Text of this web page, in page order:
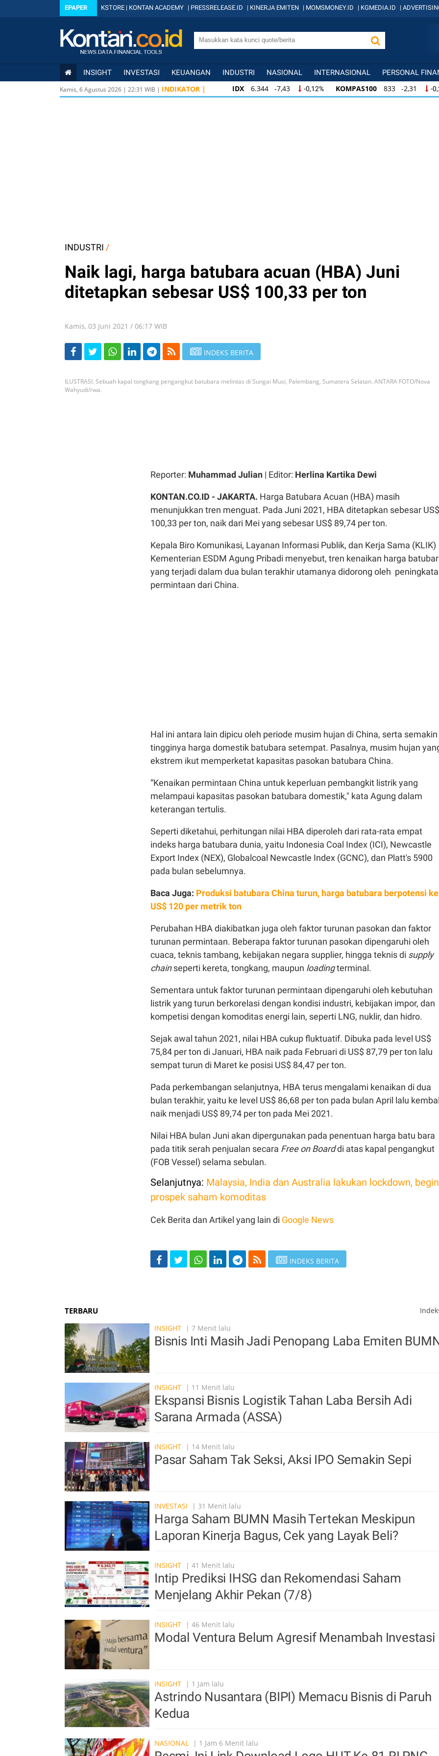
EPAPER KSTORE | KONTAN ACADEMY | PRESSRELEASE.ID | KINERJA EMITEN | MOMSMONEY.ID | KGMEDIA.ID |
INSIGHT INVESTASI KEUANGAN INDUSTRI NASIONAL INTERNASIONAL PERSONAL
Kamis, 6 Agustus 2026 | 22:31 WIB | INDIKATOR | IDX 6.344 -7,43 -0,12% KOMPAS100 833 -2,31 -
IDX 6.344 -7,43 -0,12% KOMPAS100 833 -2,31 -
INDUSTRI /
Naik lagi, harga batubara acuan (HBA) Juni
ditetapkan sebesar US$ 100,33 per ton
Kamis, 03 Juni 2021 / 06:17 WIB
INDEKS BERITA
ILUSTRASI. Sebuah kapal tongkang pengangkut batubara melintas di Sungai Musi, Palembang, Sumatera Selatan. ANTARA FOTO/Nova
Wahyudi/rwa.
Reporter: Muhammad Julian | Editor: Herlina Kartika Dewi
KONTAN.CO.ID - JAKARTA. Harga Batubara Acuan (HBA) masih
menunjukkan tren menguat. Pada Juni 2021, HBA ditetapkan sebesar US$
100,33 per ton, naik dari Mei yang sebesar US$ 89,74 per ton.
Kepala Biro Komunikasi, Layanan Informasi Publik, dan Kerja Sama (KLIK)
Kementerian ESDM Agung Pribadi menyebut, tren kenaikan harga
yang terjadi dalam dua bulan terakhir utamanya didorong oleh
permintaan dari China.
Hal ini antara lain dipicu oleh periode musim hujan di China, serta semakin
tingginya harga domestik batubara setempat. Pasalnya, musim hujan
ekstrem ikut memperketat kapasitas pasokan batubara China.
“Kenaikan permintaan China untuk keperluan pembangkit listrik yang
melampaui kapasitas pasokan batubara domestik," kata Agung dalam
keterangan tertulis.
Seperti diketahui, perhitungan nilai HBA diperoleh dari rata-rata empat
indeks harga batubara dunia, yaitu Indonesia Coal Index (ICI), Newcastle
Export Index (NEX), Globalcoal Newcastle Index (GCNC), dan Platt's 5900
pada bulan sebelumnya.
Baca Juga: Produksi batubara China turun, harga batubara berpotensi ke
US$ 120 per metrik ton
Perubahan HBA diakibatkan juga oleh faktor turunan pasokan dan faktor
turunan permintaan. Beberapa faktor turunan pasokan dipengaruhi oleh
cuaca, teknis tambang, kebijakan negara supplier, hingga teknis di supply
chainseperti kereta, tongkang, maupun loadingterminal.
Sementara untuk faktor turunan permintaan dipengaruhi oleh kebutuhan
listrik yang turun berkorelasi dengan kondisi industri, kebijakan impor, dan
kompetisi dengan komoditas energi lain, seperti LNG, nuklir, dan hidro.
Sejak awal tahun 2021, nilai HBA cukup fluktuatif. Dibuka pada level US$
75,84 per ton di Januari, HBA naik pada Februari di US$ 87,79 per ton lalu
sempat turun di Maret ke posisi US$ 84,47 per ton.
Pada perkembangan selanjutnya, HBA terus mengalami kenaikan di dua
bulan terakhir, yaitu ke level US$ 86,68 per ton pada bulan April lalu
naik menjadi US$ 89,74 per ton pada Mei 2021.
Nilai HBA bulan Juni akan dipergunakan pada penentuan harga batu bara
pada titik serah penjualan secara Free on Boarddi atas kapal pengangkut
(FOB Vessel) selama sebulan.
Selanjutnya: Malaysia, India dan Australia lakukan lockdown,
prospek saham komoditas
Cek Berita dan Artikel yang lain di Google News
INDEKS BERITA
TERBARU
INSIGHT
| 7 Menit lalu
Bisnis Inti Masih Jadi Penopang Laba Emiten
INSIGHT | 11 Menit lalu
Ekspansi Bisnis Logistik Tahan Laba Bersih Adi
Sarana Armada (ASSA)
INSIGHT | 14 Menit lalu
Pasar Saham Tak Seksi, Aksi IPO Semakin Sepi
INVESTASI | 31 Menit lalu
Harga Saham BUMN Masih Tertekan Meskipun
Laporan Kinerja Bagus, Cek yang Layak Beli?
INSIGHT | 41 Menit lalu
Intip Prediksi IHSG dan Rekomendasi Saham
Menjelang Akhir Pekan (7/8)
INSIGHT | 46 Menit lalu
Modal Ventura Belum Agresif Menambah Investasi
INSIGHT | 1 Jam lalu
Astrindo Nusantara (BIPI) Memacu Bisnis di Paruh
Kedua
NASIONAL | 1 Jam 6 Menit lalu